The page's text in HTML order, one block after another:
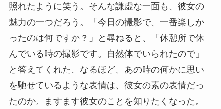
照れたように笑う。そんな謙虚な一面も、彼女の
魅力の一つだろう。「今日の撮影で、一番楽しか
ったのは何ですか？」と尋ねると、「休憩所で休
んでいる時の撮影です。自然体でいられたので」
と答えてくれた。なるほど、あの時の何かに思い
を馳せているような表情は、彼女の素の表情だっ
たのか。ますます彼女のことを知りたくなった。